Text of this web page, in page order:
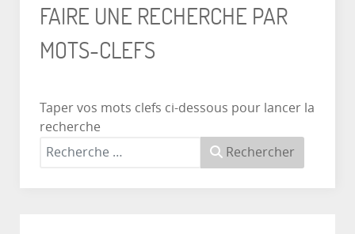
FAIRE UNE RECHERCHE PAR
MOTS-CLEFS
Taper vos mots clefs ci-dessous pour lancer la
recherche
Rechercher